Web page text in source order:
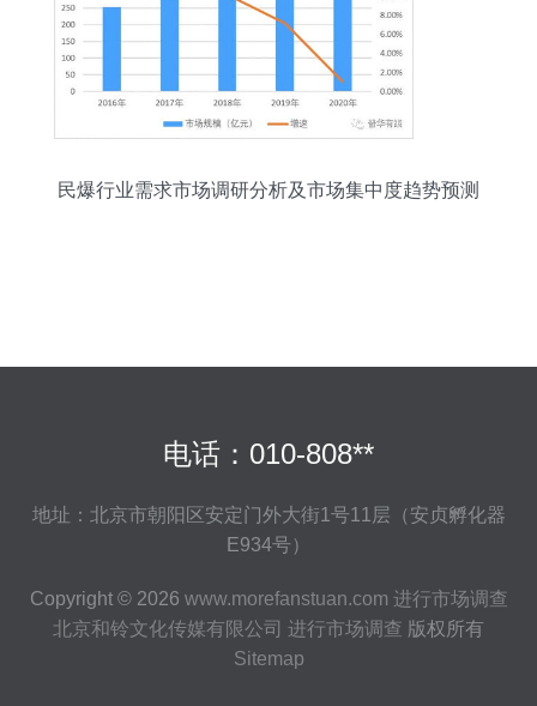
民爆行业需求市场调研分析及市场集中度趋势预测
电话：010-808**
地址：北京市朝阳区安定门外大街1号11层（安贞孵化器
E934号）
Copyright © 2026 www.morefanstuan.com 进行市场调查
北京和铃文化传媒有限公司 进行市场调查 版权所有
Sitemap